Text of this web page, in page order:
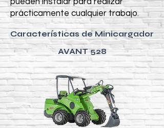
prácticamente cualquier trabajo.
Características de Minicargador
AVANT 528